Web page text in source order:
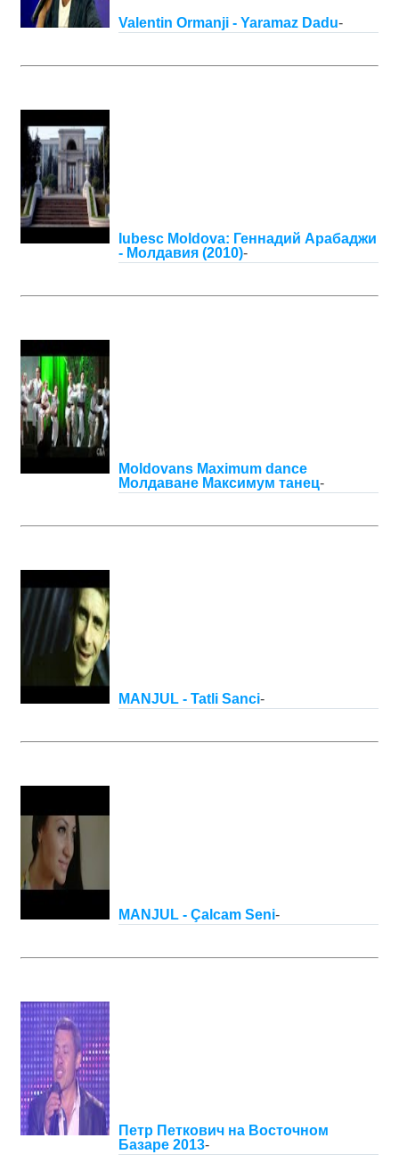
Valentin Ormanji - Yaramaz Dadu-
Iubesc Moldova: Геннадий Арабаджи
- Молдавия (2010)-
Moldovans Maximum dance
Молдаване Максимум танец-
MANJUL - Tatli Sanci-
MANJUL - Çalcam Seni-
Петр Петкович на Восточном
Базаре 2013-